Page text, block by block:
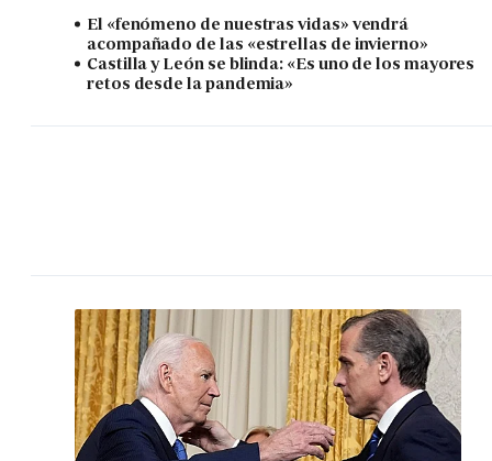
El «fenómeno de nuestras vidas» vendrá
acompañado de las «estrellas de invierno»
Castilla y León se blinda: «Es uno de los mayores
retos desde la pandemia»